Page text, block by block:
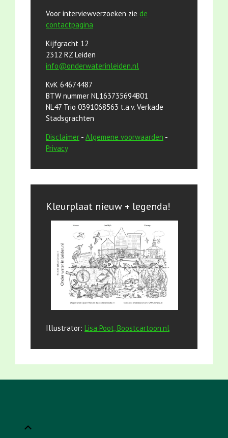
Voor interviewverzoeken zie de
contactpagina
Kijfgracht 12
2312 RZ Leiden
info@onderwaterinleiden.nl
KvK 64674487
BTW nummer NL163735694B01
NL47 Trio 0391068563 t.a.v. Verkade
Stadsgrachten
Disclaimer - Algemene voorwaarden -
Privacy
Kleurplaat nieuw + legenda!
Illustrator: Lisa Poot, Boostcartoon.nl